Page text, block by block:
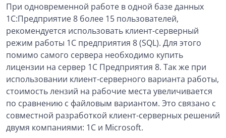
При одновременной работе в одной базе данных
1С:Предприятие 8 более 15 пользователей,
рекомендуется использовать клиент-серверный
режим работы 1С предприятия 8 (SQL). Для этого
помимо самого сервера необходимо купить
лицензии на сервер 1С Предприятия 8. Так же при
использовании клиент-серверного варианта работы,
стоимость лензий на рабочие места увеличивается
по сравнению с файловым вариантом. Это связано с
совместной разработкой клиент-серверных решений
двумя компаниями: 1С и Microsoft.